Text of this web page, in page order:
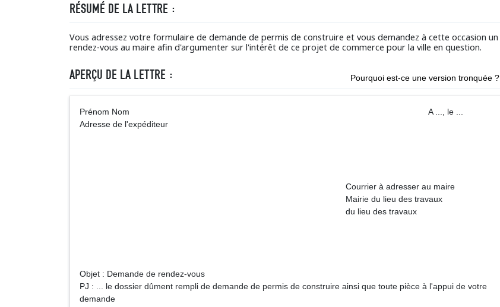
RÉSUMÉ DE LA LETTRE :
Vous adressez votre formulaire de demande de permis de construire et vous demandez à cette occasion un
rendez-vous au maire afin d'argumenter sur l'intérêt de ce projet de commerce pour la ville en question.
APERÇU DE LA LETTRE : Pourquoi est-ce une version tronquée ?
Prénom Nom A ..., le ...
Adresse de l'expéditeur
Courrier à adresser au maire
Mairie du lieu des travaux
du lieu des travaux
Objet : Demande de rendez-vous
PJ : ... le dossier dûment rempli de demande de permis de construire ainsi que toute pièce à l'appui de votre
demande